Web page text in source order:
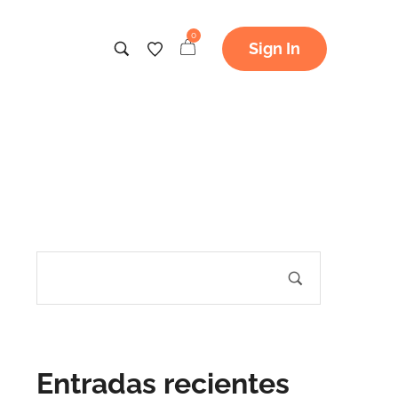
0
Sign In
Entradas recientes